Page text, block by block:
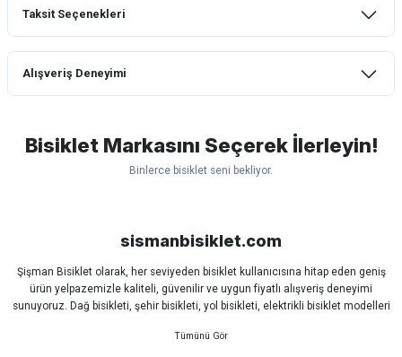
Taksit Seçenekleri
Alışveriş Deneyimi
lastik yanak kısmından 3cm yarıldı ama
normal sürüşe uygun
Bahriye Akay Tan | 21/07/2026
Siparişim problemsiz geldi teşekkürler.
Bisiklet Markasını Seçerek İlerleyin!
Binlerce bisiklet seni bekliyor.
sismanbisiklet.com
Şişman Bisiklet olarak, her seviyeden bisiklet kullanıcısına hitap eden geniş
ürün yelpazemizle kaliteli, güvenilir ve uygun fiyatlı alışveriş deneyimi
sunuyoruz. Dağ bisikleti, şehir bisikleti, yol bisikleti, elektrikli bisiklet modelleri
Sürüş keyfinizi artırmak için dünyanın önde gelen markalarına ait bisiklet